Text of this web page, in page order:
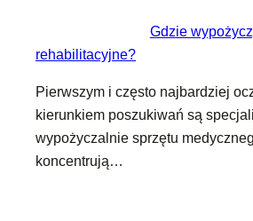
Gdzie
rehabilitacyjne?
Pierwszym i często najbardziej
kierunkiem poszukiwań są
wypożyczalnie sprzętu
koncentrują…